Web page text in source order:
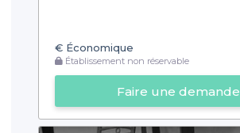
€ Économique
Établissement non réservable
Faire une demande